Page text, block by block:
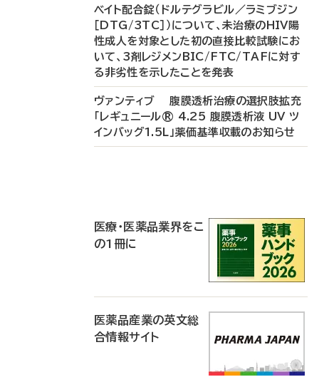
ベイト配合錠（ドルテグラビル／ラミブジン
［DTG/3TC］）について、未治療のHIV陽
性成人を対象とした初の直接比較試験にお
いて、3剤レジメンBIC/FTC/TAFに対す
る非劣性を示したことを発表
ヴァンティブ 腹膜透析治療の選択肢拡充
「レギュニール® 4.25 腹膜透析液 UV ツ
インバッグ1.5L」薬価基準収載のお知らせ
医療・医薬品業界をこ
の1冊に
医薬品産業の英文総
合情報サイト